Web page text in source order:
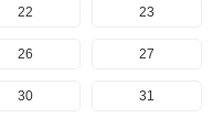
102 103
106 107
110 111
62 63
66 67
70 71
22 23
26 27
30 31